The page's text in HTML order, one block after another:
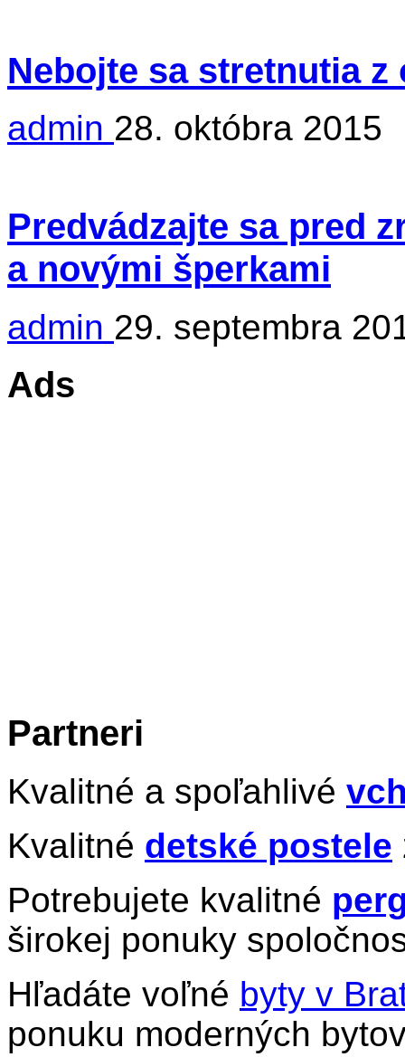
Nebojte sa stretnutia z
admin 28. októbra 2015
Predvádzajte sa pred
a novými šperkami
admin 29. septembra
Ads
Partneri
Kvalitné a spoľahlivé
Kvalitné detské postele
Potrebujete kvalitné
širokej ponuky
Hľadáte voľné byty v
ponuku moderných